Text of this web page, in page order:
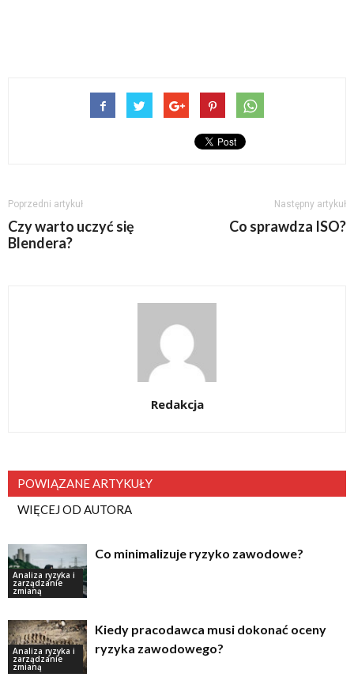
Poprzedni artykuł
Czy warto uczyć się
Blendera?
Następny artykuł
Co sprawdza ISO?
Redakcja
POWIĄZANE ARTYKUŁY
WIĘCEJ OD AUTORA
Analiza ryzyka i
zarządzanie
zmianą
Co minimalizuje ryzyko zawodowe?
Analiza ryzyka i
zarządzanie
zmianą
Kiedy pracodawca musi dokonać oceny
ryzyka zawodowego?